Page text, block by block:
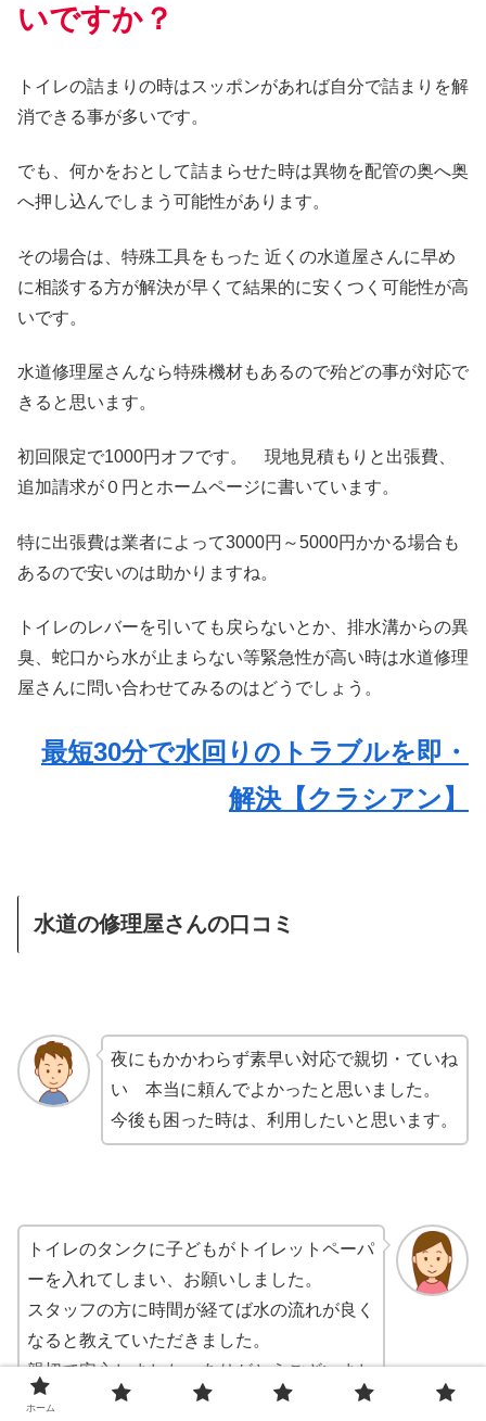
いですか？
トイレの詰まりの時はスッポンがあれば自分で詰まりを解
消できる事が多いです。
でも、何かをおとして詰まらせた時は異物を配管の奥へ奥
へ押し込んでしまう可能性があります。
その場合は、特殊工具をもった 近くの水道屋さんに早め
に相談する方が解決が早くて結果的に安くつく可能性が高
いです。
水道修理屋さんなら特殊機材もあるので殆どの事が対応で
きると思います。
初回限定で1000円オフです。 現地見積もりと出張費、
追加請求が０円とホームページに書いています。
特に出張費は業者によって3000円～5000円かかる場合も
あるので安いのは助かりますね。
トイレのレバーを引いても戻らないとか、排水溝からの異
臭、蛇口から水が止まらない等緊急性が高い時は水道修理
屋さんに問い合わせてみるのはどうでしょう。
最短30分で水回りのトラブルを即・
解決【クラシアン】
水道の修理屋さんの口コミ
夜にもかかわらず素早い対応で親切・ていね
い 本当に頼んでよかったと思いました。
今後も困った時は、利用したいと思います。
トイレのタンクに子どもがトイレットペーパ
ーを入れてしまい、お願いしました。
スタッフの方に時間が経てば水の流れが良く
なると教えていただきました。
親切で安心しました。ありがとうございまし
た。
ホーム